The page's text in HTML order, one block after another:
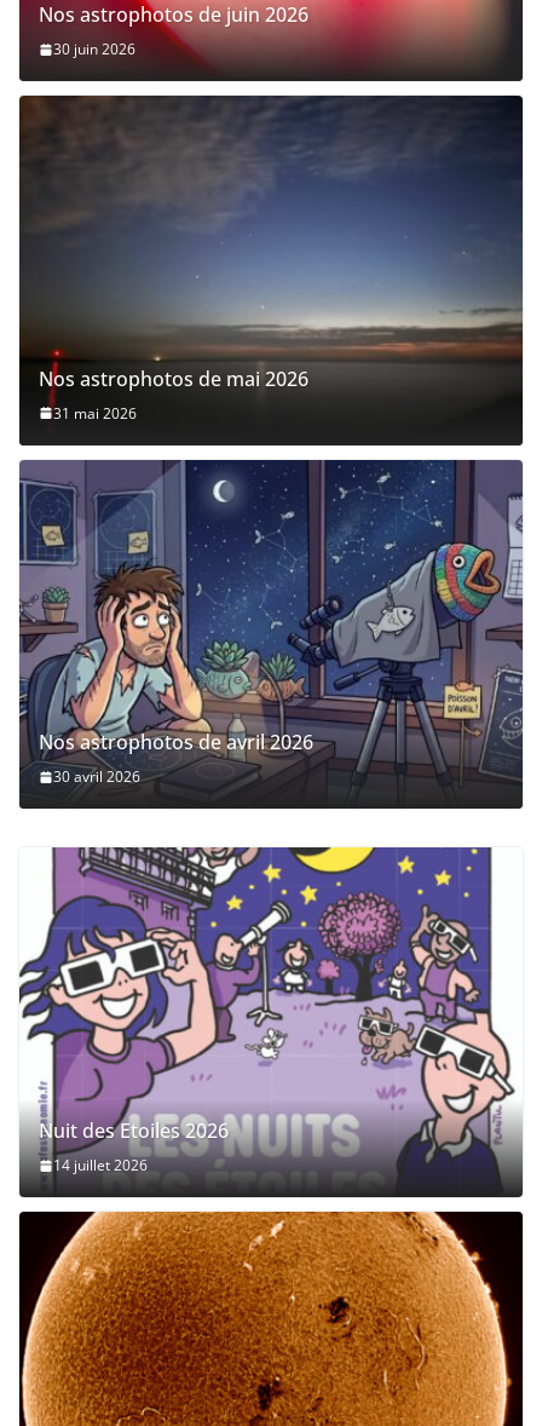
Nos astrophotos de juin 2026
30 juin 2026
Nos astrophotos de mai 2026
31 mai 2026
Nos astrophotos de avril 2026
30 avril 2026
Nuit des Etoiles 2026
14 juillet 2026